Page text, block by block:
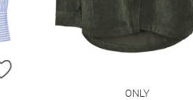
ZUR WUNSCHLISTE HINZUFÜGEN
ONLY